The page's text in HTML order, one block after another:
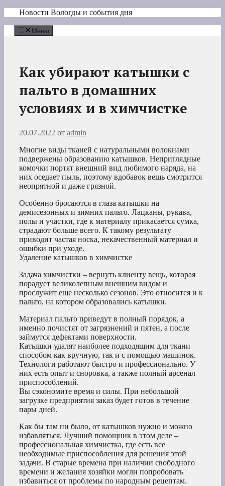
Перейти
содержимому
Новости Вологды и события дня
Меню
Как убирают катышки с
пальто в домашних
условиях и в химчистке
20.07.2022 от admin
Многие виды тканей с натуральными волокнами
подвержены образованию катышков. Неприглядные
комочки портят внешний вид любимого наряда, на
них оседает пыль, поэтому вдобавок вещь смотрится
неопрятной и даже грязной.
Особенно бросаются в глаза катышки на
демисезонных и зимних пальто. Лацканы, рукава,
полы и участки, где к материалу прикасается сумка,
страдают больше всего. К такому результату
приводит частая носка, некачественный материал и
ошибки при уходе.
Удаление катышков в химчистке
Задача химчистки – вернуть клиенту вещь, которая
порадует великолепным внешним видом и
прослужит еще несколько сезонов. Это относится и к
пальто, на котором образовались катышки.
Материал пальто приведут в полный порядок, а
именно почистят от загрязнений и пятен, а после
займутся дефектами поверхности.
Катышки удалят наиболее подходящим для ткани
способом как вручную, так и с помощью машинок.
Технологи работают быстро и профессионально. У
них есть опыт и сноровка, а также полный арсенал
приспособлений.
Вы сэкономите время и силы. При небольшой
загрузке предприятия заказ будет готов в течение
пары дней.
Как бы там ни было, от катышков нужно и можно
избавляться. Лучший помощник в этом деле –
профессиональная химчистка, где есть все
необходимые приспособления для решения этой
задачи. В старые времена при наличии свободного
времени и желания хозяйки могли попробовать
избавиться от проблемы по народным рецептам.